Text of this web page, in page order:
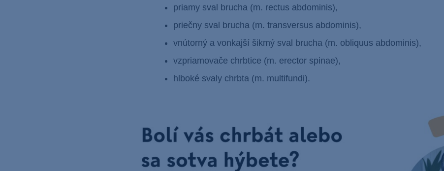
priamy sval brucha (m. rectus abdominis),
priečny sval brucha (m. transversus abdominis),
vnútorný a vonkajší šikmý sval brucha (m. obliquus abdominis),
vzpriamovače chrbtice (m. erector spinae),
hlboké svaly chrbta (m. multifundi).